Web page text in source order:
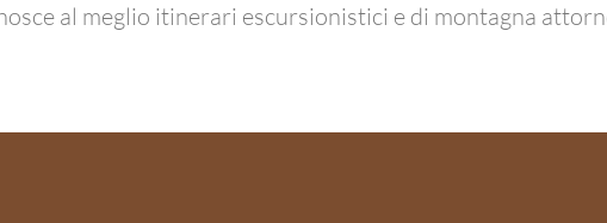
al meglio itinerari escursionistici e di montagna